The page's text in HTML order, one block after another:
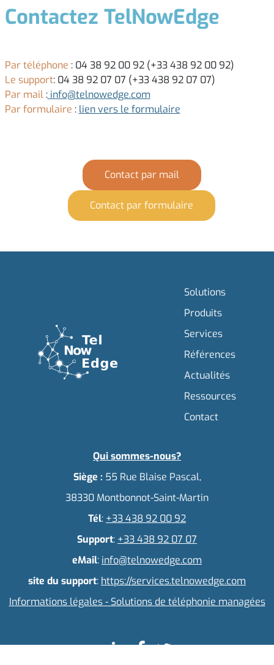
Contactez TelNowEdge
Par téléphone : 04 38 92 00 92 (+33 438 92 00 92)
Le support: 04 38 92 07 07 (+33 438 92 07 07)
Par mail:info@telnowedge.com
Par formulaire : lien vers le formulaire
Contact par mail
Contact par formulaire
Solutions
Produits
Services
Références
Actualités
Ressources
Contact
Qui sommes-nous?
Siège : 55 Rue Blaise Pascal,
38330 Montbonnot-Saint-Martin
Tél: +33 438 92 00 92
Support: +33 438 92 07 07
eMail: info@telnowedge.com
site du support: https://services.telnowedge.com
Informations légales - Solutions de téléphonie managées